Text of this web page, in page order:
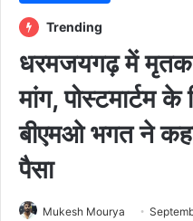
Trending
धरमजयगढ़ में
मांग, पोस्टमार्टम
बीएमओ भगत ने
पैसा
Mukesh Mourya